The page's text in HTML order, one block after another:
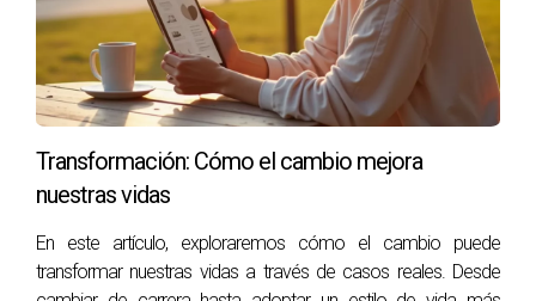
Utiliza videollamadas, correos electrónicos regulares y
redes sociales para mantener una comunicación
constante.
¿Cuáles son los mayores desafíos al trabajar
desde casa?
la falta de interacción social directa.
Transformación: Cómo el cambio mejora
nuestras vidas
En este artículo, exploraremos cómo el cambio puede
transformar nuestras vidas a través de casos reales. Desde